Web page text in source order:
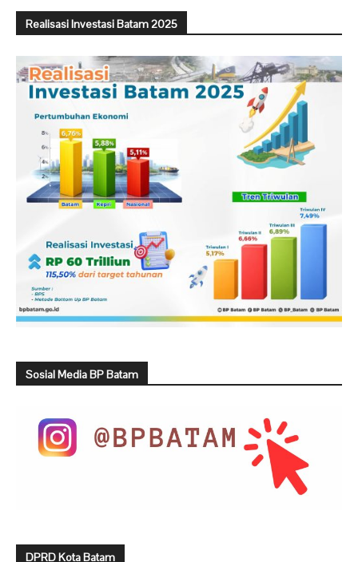
Realisasi Investasi Batam 2025
Sosial Media BP Batam
DPRD Kota Batam